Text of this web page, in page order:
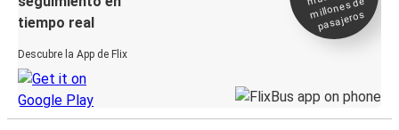
tiempo real
Descubre la App de Flix
millones de
pasajeros